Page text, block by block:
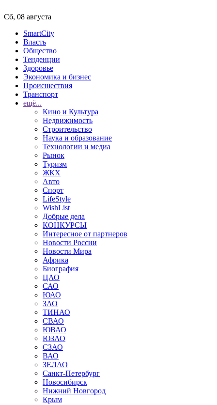
Сб, 08 августа
SmartCity
Власть
Общество
Тенденции
Здоровье
Экономика и бизнес
Происшествия
Транспорт
ещё...
Кино и Культура
Недвижимость
Строительство
Наука и образование
Технологии и медиа
Рынок
Туризм
ЖКХ
Авто
Спорт
LifeStyle
WishList
Добрые дела
КОНКУРСЫ
Интересное от партнеров
Новости России
Новости Мира
Африка
Биография
ЦАО
САО
ЮАО
ЗАО
ТИНАО
СВАО
ЮВАО
ЮЗАО
СЗАО
ВАО
ЗЕЛАО
Санкт-Петербург
Новосибирск
Нижний Новгород
Крым